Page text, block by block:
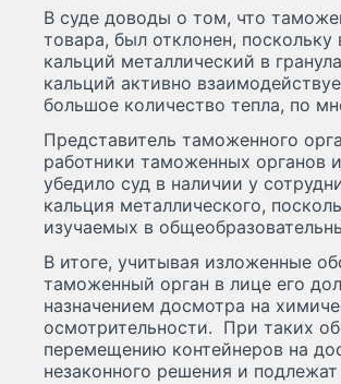
В суде доводы о том, что
товара, был отклонен,
кальций металлический в
кальций активно
большое количество тепла, по
Представитель таможенного
работники таможенных органов
убедило суд в наличии у
кальция металлического,
изучаемых в
В итоге, учитывая изложенные
таможенный орган в лице его
назначением досмотра на
осмотрительности. При таких
перемещению контейнеров на
незаконного решения и